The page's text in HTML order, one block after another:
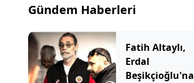
Gündem Haberleri
Fatih Altaylı,
Erdal
Beşikçioğlu'na